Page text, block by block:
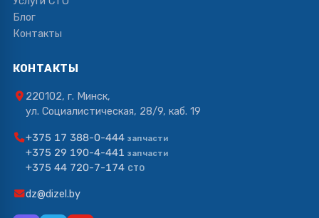
Блог
Контакты
КОНТАКТЫ
220102, г. Минск,
ул. Социалистическая, 28/9, каб. 19
+375 17 388-0-444 запчасти
+375 29 190-4-441 запчасти
+375 44 720-7-174 СТО
dz@dizel.by